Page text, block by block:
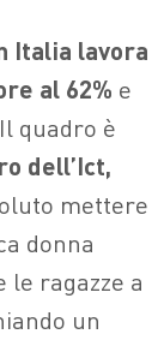
Italia lavora
al 62% e
quadro è
dell’Ict,
mettere
donna
ragazze a
un